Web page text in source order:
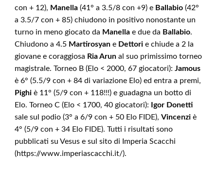
con + 12), Manella (41° a 3.5/8 con +9) e Ballabio (42°
a 3.5/7 con + 85) chiudono in positivo nonostante un
turno in meno giocato da Manella e due da Ballabio.
Chiudono a 4.5 Martirosyan e Dettori e chiude a 2 la
giovane e coraggiosa Ria Arun al suo primissimo torneo
magistrale. Torneo B (Elo < 2000, 67 giocatori): Jamous
è 6° (5.5/9 con + 84 di variazione Elo) ed entra a premi,
Pighi è 11° (5/9 con + 118!!!) e guadagna un botto di
Elo. Torneo C (Elo < 1700, 40 giocatori):
Igor Donetti
sale sul podio (3° a 6/9 con + 50 Elo FIDE), Vincenzi è
4° (5/9 con + 34 Elo FIDE). Tutti i risultati sono
pubblicati su Vesus e sul sito di Imperia Scacchi
(https://www.imperiascacchi.it/).